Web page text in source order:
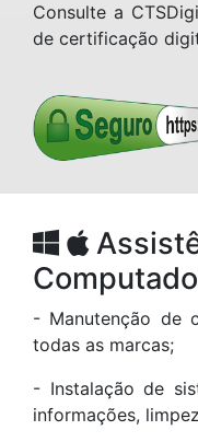
Consulte a
de certificação
- Manutenção de
todas as marcas;
- Instalação de
informações,